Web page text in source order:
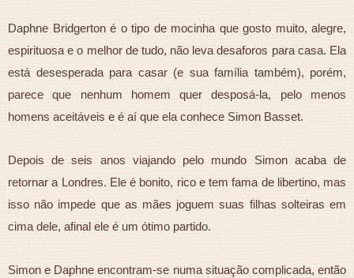
Daphne Bridgerton é o tipo de mocinha que gosto muito, alegre,
espirituosa e o melhor de tudo, não leva desaforos para casa. Ela
está desesperada para casar (e sua família também), porém,
parece que nenhum homem quer desposá-la, pelo menos
homens aceitáveis e é aí que ela conhece Simon Basset.
Depois de seis anos viajando pelo mundo Simon acaba de
retornar a Londres. Ele é bonito, rico e tem fama de libertino, mas
isso não impede que as mães joguem suas filhas solteiras em
cima dele, afinal ele é um ótimo partido.
Simon e Daphne encontram-se numa situação complicada, então